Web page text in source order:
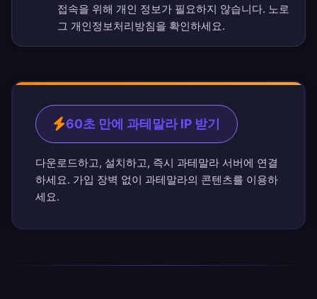
접속을 위해 개인 정보가 필요하지 않습니다. 노로
그 개인정보처리방침을 확인하세요.
60초 만에 과테말라 IP 받기
다운로드하고, 설치하고, 즉시 과테말라 서버에 연결
하세요. 가입 장벽 없이 과테말라의 콘텐츠를 이용하
세요.